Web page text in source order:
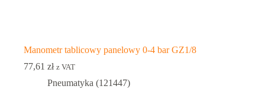
Manometr tablicowy panelowy 0-4 bar GZ1/8
77,61 zł z VAT
Pneumatyka (121447)